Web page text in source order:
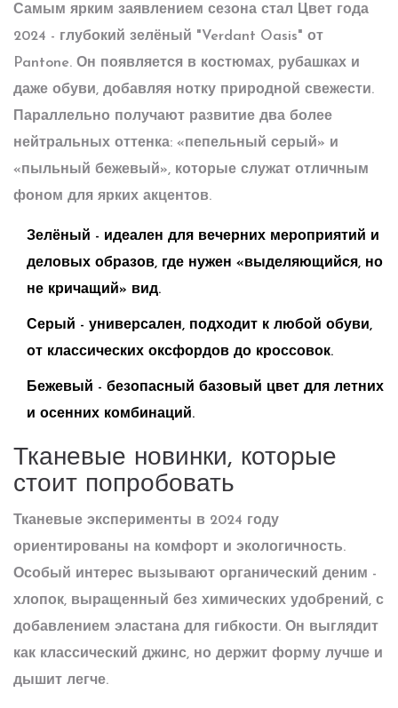
Самым ярким заявлением сезона стал Цвет года
2024 - глубокий зелёный "Verdant Oasis" от
Pantone. Он появляется в костюмах, рубашках и
даже обуви, добавляя нотку природной свежести.
Параллельно получают развитие два более
нейтральных оттенка: «пепельный серый» и
«пыльный бежевый», которые служат отличным
фоном для ярких акцентов.
Зелёный - идеален для вечерних мероприятий и
деловых образов, где нужен «выделяющийся, но
не кричащий» вид.
Серый - универсален, подходит к любой обуви,
от классических оксфордов до кроссовок.
Бежевый - безопасный базовый цвет для летних
и осенних комбинаций.
Тканевые новинки, которые
стоит попробовать
Тканевые эксперименты в 2024 году
ориентированы на комфорт и экологичность.
Особый интерес вызывают органический деним -
хлопок, выращенный без химических удобрений, с
добавлением эластана для гибкости. Он выглядит
как классический джинс, но держит форму лучше и
дышит легче.